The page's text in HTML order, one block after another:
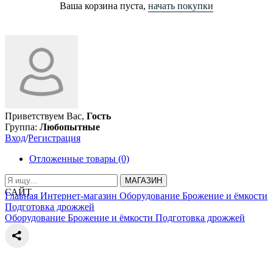
Ваша корзина пуста, начать покупки
Приветствуем Вас, Гость
Группа: Любопытные
Вход/Регистрация
Отложенные товары (0)
МАГАЗИН
САЙТ
Главная Интернет-магазин Оборудование Брожение и ёмкости
Подготовка дрожжей
Оборудование Брожение и ёмкости Подготовка дрожжей